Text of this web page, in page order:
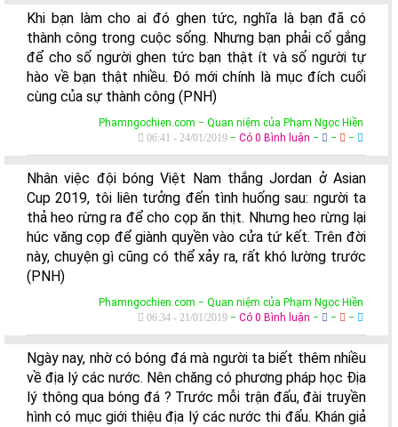
Khi bạn làm cho ai đó ghen tức, nghĩa là bạn đã có
thành công trong cuộc sống. Nhưng bạn phải cố gắng
để cho số người ghen tức bạn thật ít và số người tự
hào về bạn thật nhiều. Đó mới chính là mục đích cuối
cùng của sự thành công (PNH)
Phamngochien.com − Quan niệm của Phạm Ngọc Hiền
06:41 - 24/01/2019 − Có 0 Bình luận − − −
Nhân việc đội bóng Việt Nam thắng Jordan ở Asian
Cup 2019, tôi liên tưởng đến tình huống sau: người ta
thả heo rừng ra để cho cọp ăn thịt. Nhưng heo rừng lại
húc văng cọp để giành quyền vào cửa tứ kết. Trên đời
này, chuyện gì cũng có thể xảy ra, rất khó lường trước
(PNH)
Phamngochien.com − Quan niệm của Phạm Ngọc Hiền
06:34 - 21/01/2019 − Có 0 Bình luận − − −
Ngày nay, nhờ có bóng đá mà người ta biết thêm nhiều
về địa lý các nước. Nên chăng có phương pháp học Địa
lý thông qua bóng đá ? Trước mỗi trận đấu, đài truyền
hình có mục giới thiệu địa lý các nước thi đấu. Khán giả